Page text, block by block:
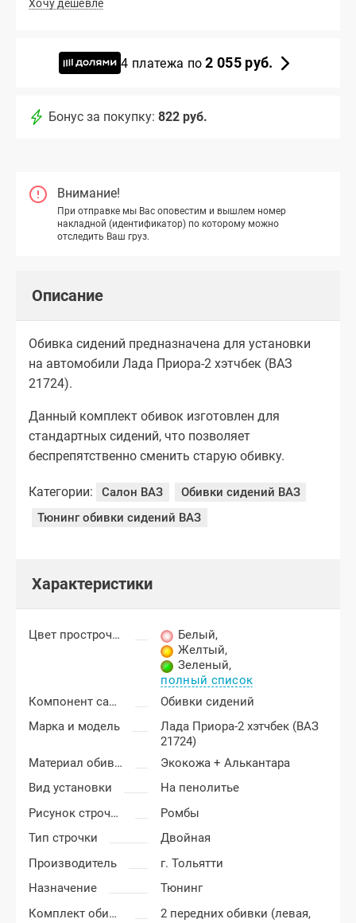
Хочу дешевле
4 платежа по2 055 руб.
Бонус за покупку: 822 руб.
Внимание!
При отправке мы Вас оповестим и вышлем номер
накладной (идентификатор) по которому можно
отследить Ваш груз.
Описание
Обивка сидений предназначена для установки
на автомобили Лада Приора-2 хэтчбек (ВАЗ
21724).
Данный комплект обивок изготовлен для
стандартных сидений, что позволяет
беспрепятственно сменить старую обивку.
Категории: Салон ВАЗ
Обивки сидений ВАЗ
Тюнинг обивки сидений ВАЗ
Характеристики
Цвет прострочки Белый,
Желтый,
Зеленый,
полный список
Компонент салона
Обивки сидений
Марка и модель
Лада Приора-2 хэтчбек (ВАЗ
21724)
Материал обивки
Экокожа + Алькантара
Вид установки
На пенолитье
Рисунок строчки
Ромбы
Тип строчки
Двойная
Производитель
г. Тольятти
Назначение
Тюнинг
Комплект обивки
2 передних обивки (левая,